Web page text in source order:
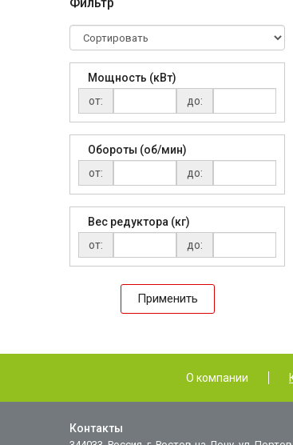
Мощность (кВт)
от:
до:
Обороты (об/мин)
от:
до:
Вес редуктора (кг)
от:
до:
Применить
О компании
Контакты